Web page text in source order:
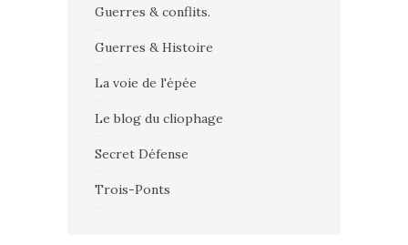
Guerres & conflits.
Guerres & Histoire
La voie de l'épée
Le blog du cliophage
Secret Défense
Trois-Ponts